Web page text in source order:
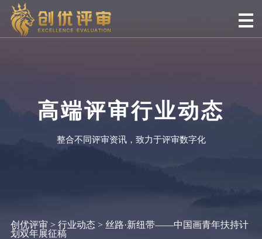
高端评审行业动态
整合不同评审资讯，致力于评审数字化
创优评审 > 行业动态> 丝路·新纽带——中国画青年扶持计
划双年展征稿